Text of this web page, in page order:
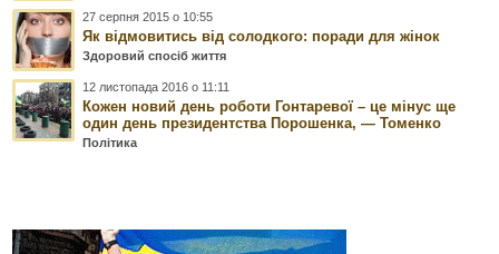
27 серпня 2015 о 10:55
Як відмовитись від солодкого: поради для жінок
Здоровий спосіб життя
12 листопада 2016 о 11:11
Кожен новий день роботи Гонтаревої – це мінус ще
один день президентства Порошенка, — Томенко
Політика